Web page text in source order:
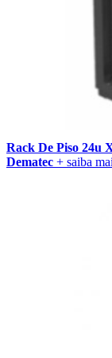
Rack De Piso 24u
Dematec + saiba